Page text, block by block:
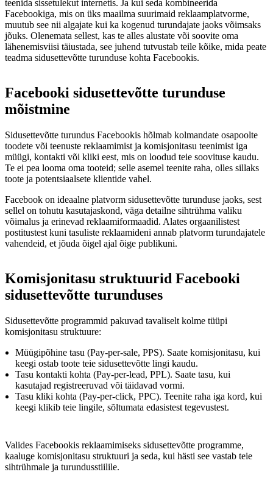
teenida sissetulekut internetis. Ja kui seda kombineerida
Facebookiga, mis on üks maailma suurimaid reklaamplatvorme,
muutub see nii algajate kui ka kogenud turundajate jaoks võimsaks
jõuks. Olenemata sellest, kas te alles alustate või soovite oma
lähenemisviisi täiustada, see juhend tutvustab teile kõike, mida peate
teadma sidusettevõtte turunduse kohta Facebookis.
Facebooki sidusettevõtte turunduse
mõistmine
Sidusettevõtte turundus Facebookis hõlmab kolmandate osapoolte
toodete või teenuste reklaamimist ja komisjonitasu teenimist iga
müügi, kontakti või kliki eest, mis on loodud teie soovituse kaudu.
Te ei pea looma oma tooteid; selle asemel teenite raha, olles sillaks
toote ja potentsiaalsete klientide vahel.
Facebook on ideaalne platvorm sidusettevõtte turunduse jaoks, sest
sellel on tohutu kasutajaskond, väga detailne sihtrühma valiku
võimalus ja erinevad reklaamiformaadid. Alates orgaanilistest
postitustest kuni tasuliste reklaamideni annab platvorm turundajatele
vahendeid, et jõuda õigel ajal õige publikuni.
Komisjonitasu struktuurid Facebooki
sidusettevõtte turunduses
Sidusettevõtte programmid pakuvad tavaliselt kolme tüüpi
komisjonitasu struktuure:
Müügipõhine tasu (Pay-per-sale, PPS). Saate komisjonitasu, kui
keegi ostab toote teie sidusettevõtte lingi kaudu.
Tasu kontakti kohta (Pay-per-lead, PPL). Saate tasu, kui
kasutajad registreeruvad või täidavad vormi.
Tasu kliki kohta (Pay-per-click, PPC). Teenite raha iga kord, kui
keegi klikib teie lingile, sõltumata edasistest tegevustest.
Valides Facebookis reklaamimiseks sidusettevõtte programme,
kaaluge komisjonitasu struktuuri ja seda, kui hästi see vastab teie
sihtrühmale ja turundusstiilile.